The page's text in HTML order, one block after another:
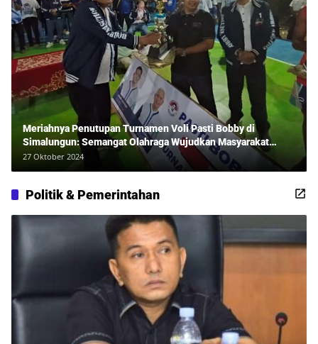
Meriahnya Penutupan Turnamen Voli Pasti Bobby di
Simalungun: Semangat Olahraga Wujudkan Masyarakat
Sehat Bersama Erwan Rozadi dan Ribuan Penonton!
27 Oktober 2024
Politik & Pemerintahan